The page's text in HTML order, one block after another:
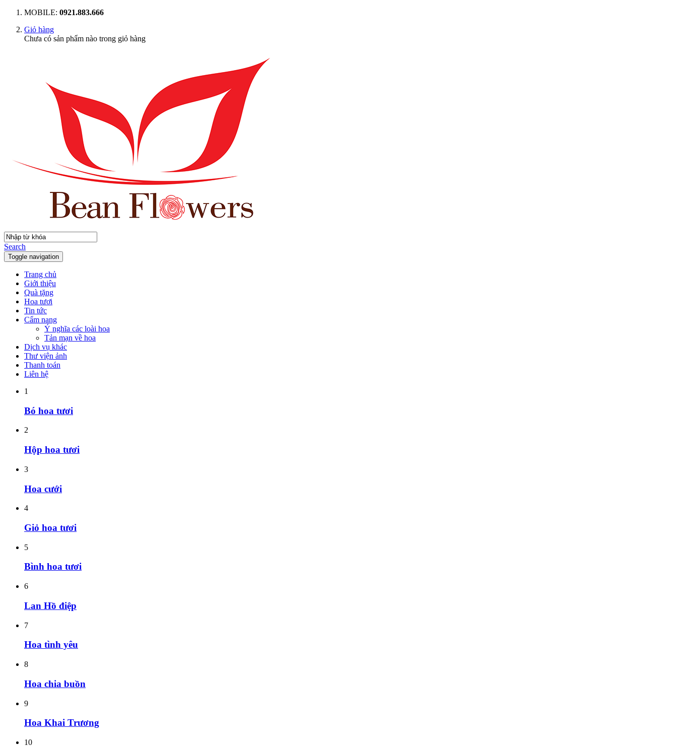
MOBILE: 0921.883.666
Giỏ hàng
Chưa có sản phẩm nào trong giỏ hàng
Search
Toggle navigation
Trang chủ
Giới thiệu
Quà tặng
Hoa tươi
Tin tức
Cẩm nang
Ý nghĩa các loài hoa
Tản mạn về hoa
Dịch vụ khác
Thư viện ảnh
Thanh toán
Liên hệ
1
Bó hoa tươi
2
Hộp hoa tươi
3
Hoa cưới
4
Giỏ hoa tươi
5
Bình hoa tươi
6
Lan Hồ điệp
7
Hoa tình yêu
8
Hoa chia buồn
9
Hoa Khai Trương
10